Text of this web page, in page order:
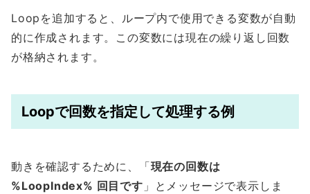
Loopを追加すると、ループ内で使用できる変数が自動
的に作成されます。この変数には現在の繰り返し回数
が格納されます。
Loopで回数を指定して処理する例
動きを確認するために、「現在の回数は
%LoopIndex% 回目です 」とメッセージで表示しま